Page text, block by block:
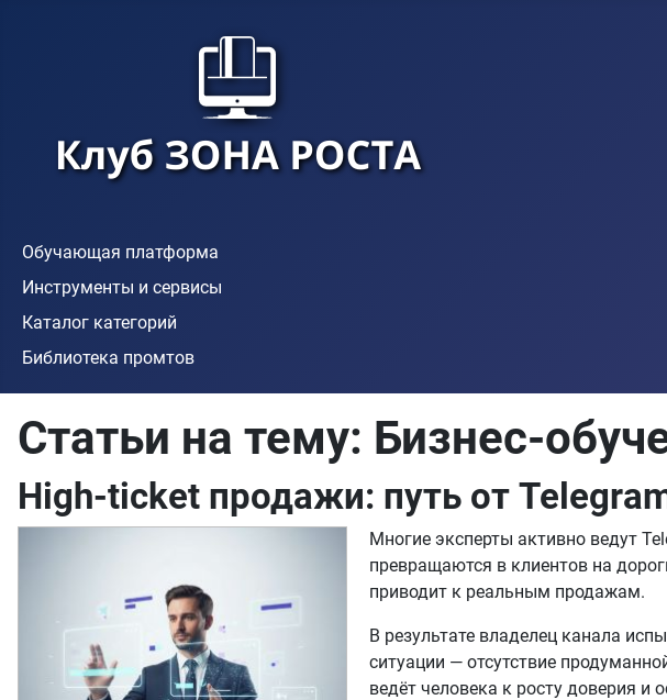
Обучающая платформа
Инструменты и сервисы
Каталог категорий
Библиотека промтов
Статьи на тему: Бизнес-
High-ticket продажи: путь от
Многие эксперты активно ведут
превращаются в клиентов на
приводит к реальным продажам.
В результате владелец канала
ситуации — отсутствие
ведёт человека к росту доверия и